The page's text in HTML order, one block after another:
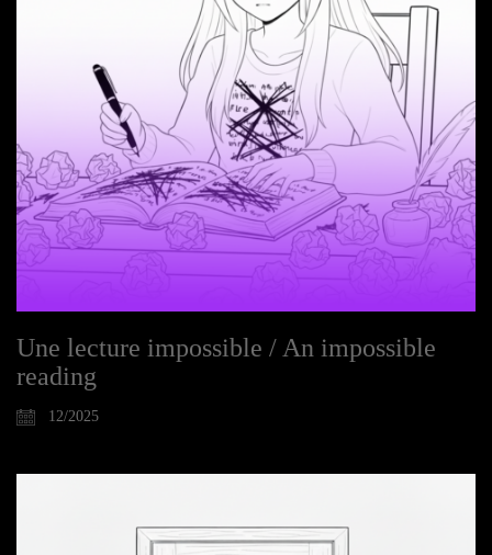
Une lecture impossible / An impossible
reading
12/2025